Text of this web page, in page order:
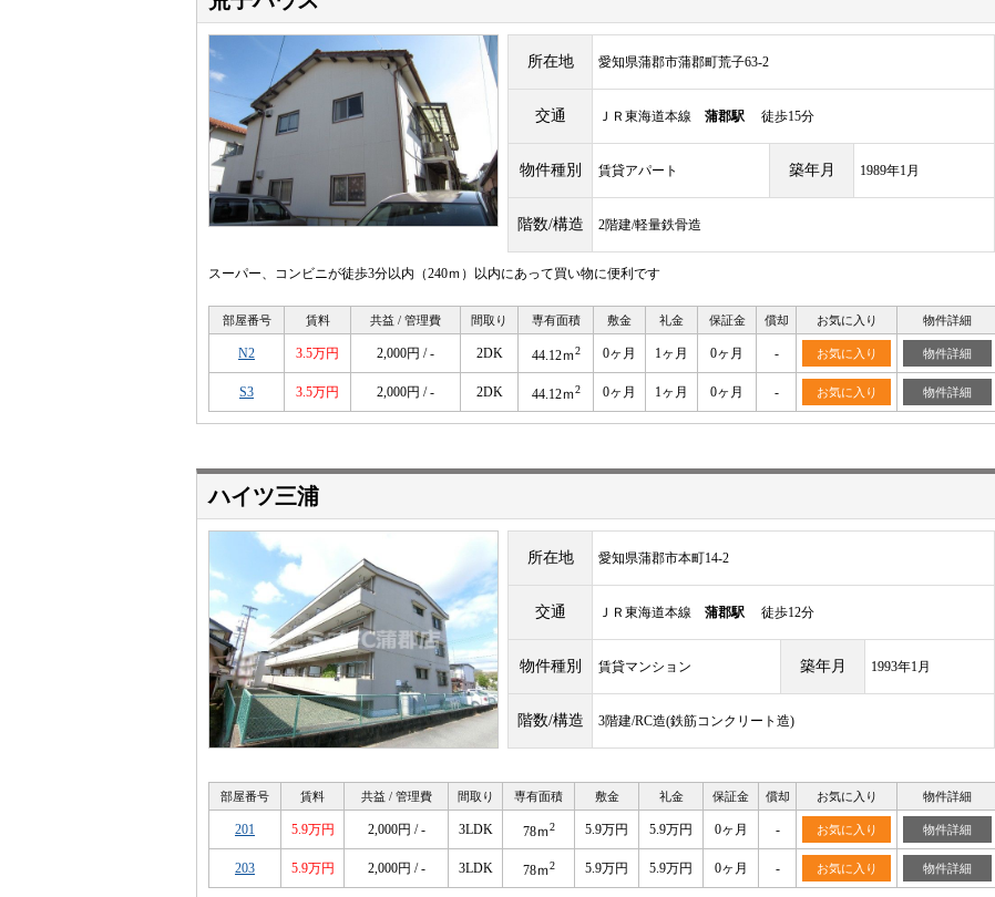
所在地 愛知県蒲郡市蒲郡町荒子63-2
交通 ＪＲ東海道本線 蒲郡駅 徒歩15分
物件種別 賃貸アパート 築年月 1989年1月
階数/構造 2階建/軽量鉄骨造
スーパー、コンビニが徒歩3分以内（240ｍ）以内にあって買い物に便利です
部屋番号 賃料 共益 / 管理費 間取り 専有面積 敷金 礼金 保証金 償却 お気に入り 物件詳細
N2 3.5万円 2,000円 / - 2DK 44.12ｍ2 0ヶ月 1ヶ月 0ヶ月 - お気に入り 物件詳細
S3 3.5万円 2,000円 / - 2DK 44.12ｍ2 0ヶ月 1ヶ月 0ヶ月 - お気に入り 物件詳細
ハイツ三浦
所在地 愛知県蒲郡市本町14-2
交通 ＪＲ東海道本線 蒲郡駅 徒歩12分
物件種別 賃貸マンション 築年月 1993年1月
階数/構造 3階建/RC造(鉄筋コンクリート造)
部屋番号 賃料 共益 / 管理費 間取り 専有面積 敷金 礼金 保証金 償却 お気に入り 物件詳細
201 5.9万円 2,000円 / - 3LDK 78ｍ2 5.9万円 5.9万円 0ヶ月 - お気に入り 物件詳細
203 5.9万円 2,000円 / - 3LDK 78ｍ2 5.9万円 5.9万円 0ヶ月 - お気に入り 物件詳細